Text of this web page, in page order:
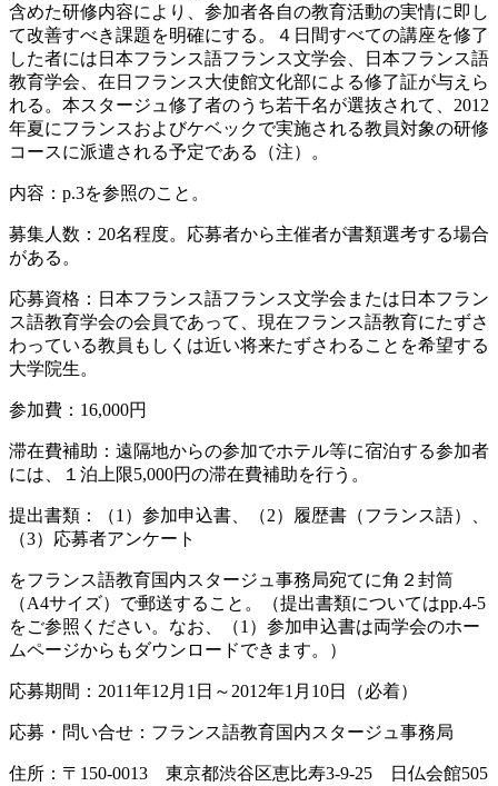
含めた研修内容により、参加者各自の教育活動の実情に即し
て改善すべき課題を明確にする。４日間すべての講座を修了
した者には日本フランス語フランス文学会、日本フランス語
教育学会、在日フランス大使館文化部による修了証が与えら
れる。本スタージュ修了者のうち若干名が選抜されて、2012
年夏にフランスおよびケベックで実施される教員対象の研修
コースに派遣される予定である（注）。
内容：p.3を参照のこと。
募集人数：20名程度。応募者から主催者が書類選考する場合
がある。
応募資格：日本フランス語フランス文学会または日本フラン
ス語教育学会の会員であって、現在フランス語教育にたずさ
わっている教員もしくは近い将来たずさわることを希望する
大学院生。
参加費：16,000円
滞在費補助：遠隔地からの参加でホテル等に宿泊する参加者
には、１泊上限5,000円の滞在費補助を行う。
提出書類：（1）参加申込書、（2）履歴書（フランス語）、
（3）応募者アンケート
をフランス語教育国内スタージュ事務局宛てに角２封筒
（A4サイズ）で郵送すること。（提出書類についてはpp.4-5
をご参照ください。なお、（1）参加申込書は両学会のホー
ムページからもダウンロードできます。）
応募期間：2011年12月1日～2012年1月10日（必着）
応募・問い合せ：フランス語教育国内スタージュ事務局
住所：〒150-0013 東京都渋谷区恵比寿3-9-25 日仏会館505